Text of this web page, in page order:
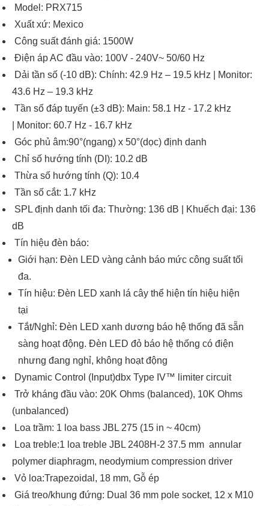
Model: PRX715
Xuất xứ: Mexico
Công suất đánh giá: 1500W
Điện áp AC đầu vào: 100V - 240V~ 50/60 Hz
Dải tần số (-10 dB): Chính: 42.9 Hz – 19.5 kHz | Monitor:
43.6 Hz – 19.3 kHz
Tần số đáp tuyến (±3 dB): Main: 58.1 Hz - 17.2 kHz
| Monitor: 60.7 Hz - 16.7 kHz
Góc phủ âm:90°(ngang) x 50°(dọc) định danh
Chỉ số hướng tính (DI): 10.2 dB
Thừa số hướng tính (Q): 10.4
Tần số cắt: 1.7 kHz
SPL định danh tối đa: Thường: 136 dB | Khuếch đại: 136
dB
Tín hiệu đèn báo:
Giới hạn: Đèn LED vàng cảnh báo mức công suất tối
đa.
Tín hiệu: Đèn LED xanh lá cây thể hiện tín hiệu hiện
tại
Tắt/Nghỉ: Đèn LED xanh dương báo hệ thống đã sẵn
sàng hoạt động. Đèn LED đỏ báo hệ thống có điện
nhưng đang nghỉ, không hoạt động
Dynamic Control (Input)dbx Type IV™ limiter circuit
Trở kháng đầu vào: 20K Ohms (balanced), 10K Ohms
(unbalanced)
Loa trầm: 1 loa bass JBL 275 (15 in ~ 40cm)
Loa treble:1 loa treble JBL 2408H-2 37.5 mm annular
polymer diaphragm, neodymium compression driver
Vỏ loa:Trapezoidal, 18 mm, Gỗ ép
Giá treo/khung đứng: Dual 36 mm pole socket, 12 x M10